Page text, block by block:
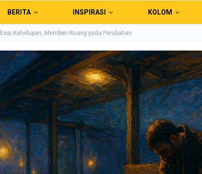
BERITA INSPIRASI KOLOM
Kehidupan, Memberi Ruang pada Perubahan